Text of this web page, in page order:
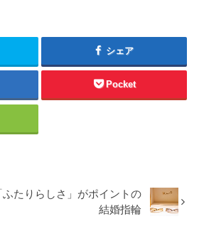
シェア
Pocket
たりらしさ」がポイントの
結婚指輪